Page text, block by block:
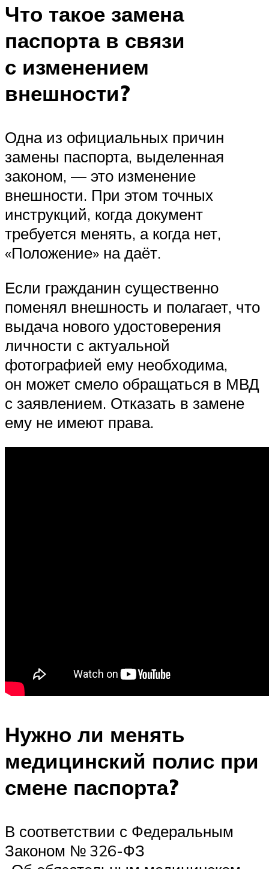
Что такое замена
паспорта в связи
с изменением
внешности?
Одна из официальных причин
замены паспорта, выделенная
законом, — это изменение
внешности. При этом точных
инструкций, когда документ
требуется менять, а когда нет,
«Положение» на даёт.
Если гражданин существенно
поменял внешность и полагает, что
выдача нового удостоверения
личности с актуальной
фотографией ему необходима,
он может смело обращаться в МВД
с заявлением. Отказать в замене
ему не имеют права.
Нужно ли менять
медицинский полис при
смене паспорта?
В соответствии с Федеральным
Законом № 326-ФЗ